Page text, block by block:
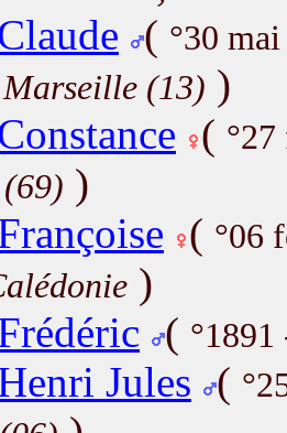
( °30
Marseille (13) )
(
)
( °06
)
( °1891
Jules (